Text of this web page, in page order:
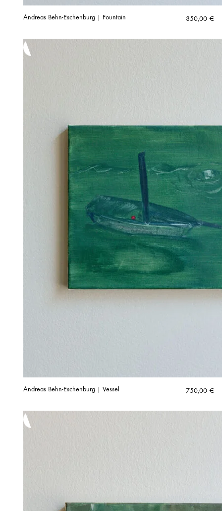
Andreas Behn-Eschenburg | Fountain 850,00 €
Andreas Behn-Eschenburg | Vessel 750,00 €